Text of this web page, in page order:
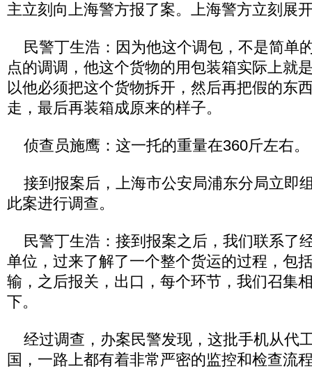
主立刻向上海警方报了案。上海警方立刻展
民警丁生浩：因为他这个调包，不是简单
点的调调，他这个货物的用包装箱实际上就
以他必须把这个货物拆开，然后再把假的东
走，最后再装箱成原来的样子。
侦查员施鹰：这一托的重量在360斤左右。
接到报案后，上海市公安局浦东分局立即
此案进行调查。
民警丁生浩：接到报案之后，我们联系了
单位，过来了解了一个整个货运的过程，包
输，之后报关，出口，每个环节，我们召集
下。
经过调查，办案民警发现，这批手机从代
国，一路上都有着非常严密的监控和检查流